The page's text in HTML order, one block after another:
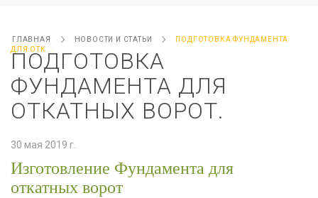
ГЛАВНАЯ НОВОСТИ И СТАТЬИ
ПОДГОТОВКА ФУНДАМЕНТА
ДЛЯ ОТК...
ПОДГОТОВКА
ФУНДАМЕНТА ДЛЯ
ОТКАТНЫХ ВОРОТ.
30 мая 2019 г.
Изготовление Фундамента для
откатных ворот